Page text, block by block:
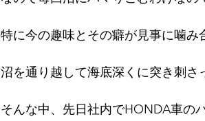
特に今の趣味とその癖が見事に噛み
沼を通り越して海底深くに突き刺さ
そんな中、先日社内でHONDA車の